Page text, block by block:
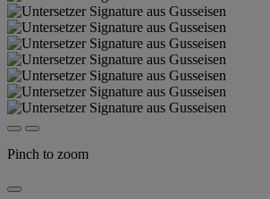
Pinch to zoom